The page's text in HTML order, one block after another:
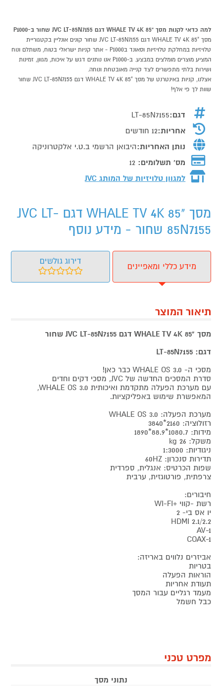
למה כדאי לקנות מסך "85 WHALE TV 4K דגם JVC LT-85N7155 שחור ב-P1000
מסך "85 WHALE TV 4K דגם JVC LT-85N7155 שחור קונים אונליין בקטגוריית
טלויזיות במחלקת טלויזיות וסאונד בP1000 - אתר קניות ישראלי בטוח, משתלם ונוח
המציע מוצרים מומלצים במבצע. ב-P1000 אנו נותנים דגש על איכות, מגוון, זמינות
ושירות בלתי מתפשרים לצד קנייה מאובטחת ונוחה.
אצלנו, קניות באינטרנט של מסך "85 WHALE TV 4K דגם JVC LT-85N7155 שחור
שוות לך פי אלף!
דגם:LT-85N7155
אחריות:12 חודשים
נותן האחריות:היבואן הרשמי ב.ט.י אלקטרוניקה
מס' תשלומים: 12
למגוון טלויזיות של המותג JVC
מסך "85 WHALE TV 4K דגם JVC LT-
85N7155 שחור - מידע נוסף
מידע כללי ומאפיינים
דירוג גולשים
תיאור המוצר
מסך "85 WHALE TV 4K דגם JVC LT-85N7155 שחור
דגם: LT-85N7155
מסכי ה- WHALE OS 3.0 כבר כאן!
סדרת המסכים החדשה של JVC, מסכי דקים וחדים
עם מערכת הפעלה מתקדמת ואיכותית WHALE OS 3.0,
המאפשרת שימוש באפליקציות.
מערכת הפעלה: WHALE OS 3.0
רזולוציה: 2160*3840
מידות: 1080.7*88.9*1890
משקל: 26 kg
ניגודיות: 1:3000
תדירות סנכרון: 60HZ
שפות הכרטיס: אנגלית, ספרדית
צרפתית, פורטוגזית, ערבית
חיבורים:
רשת -קווי +WI-FI
יו אס בי- 2
HDMI 2.1/2.2
AV-1
COAX-1
אביזרים נלווים באריזה:
בטריות
הוראות הפעלה
תעודת אחריות
מעמד רגליים עבור המסך
כבל חשמל
מפרט טכני
נתוני מסך